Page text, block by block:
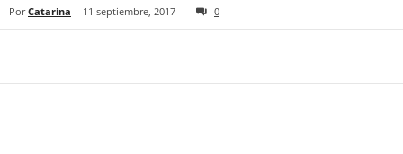
Por Catarina - 11 septiembre, 2017 0